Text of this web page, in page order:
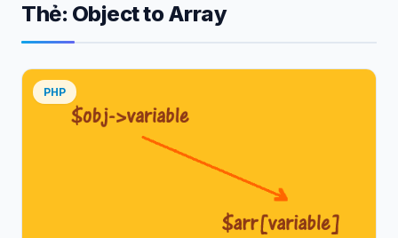
Thẻ: Object to Array
PHP